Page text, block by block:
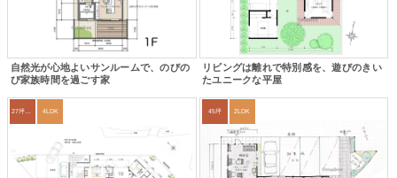
自然光が心地よいサンルームで、のびの
び家族時間を過ごす家
リビングは離れで特別感を、遊びのきい
たユニークな平屋
4LDK 45坪 2LDK